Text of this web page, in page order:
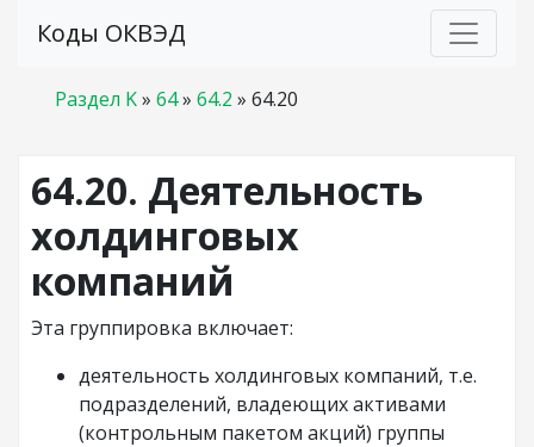
Коды ОКВЭД
Раздел K» 64» 64.2 » 64.20
64.20. Деятельность
холдинговых
компаний
Эта группировка включает:
деятельность холдинговых компаний, т.е.
подразделений, владеющих активами
(контрольным пакетом акций) группы